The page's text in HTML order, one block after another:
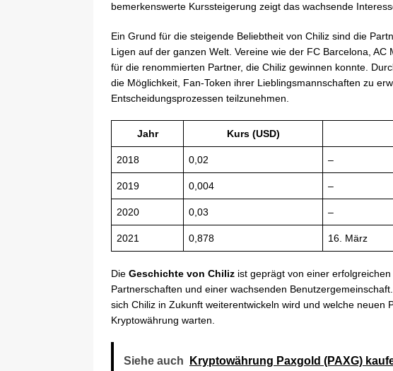
bemerkenswerte Kurssteigerung zeigt das wachsende
Ein Grund für die steigende Beliebtheit von Chiliz sind die
Ligen auf der ganzen Welt. Vereine wie der FC Barcelona,
für die renommierten Partner, die Chiliz gewinnen konnte.
die Möglichkeit, Fan-Token ihrer Lieblingsmannschaften zu
Entscheidungsprozessen teilzunehmen.
Jahr Kurs (USD)
2018 0,02 –
2019 0,004 –
2020 0,03 –
2021 0,878 16. März
Die Geschichte von Chiliz ist geprägt von einer
Partnerschaften und einer wachsenden
sich Chiliz in Zukunft weiterentwickeln wird und welche neuen
Kryptowährung warten.
Siehe auch Kryptowährung Paxgold (PAXG)